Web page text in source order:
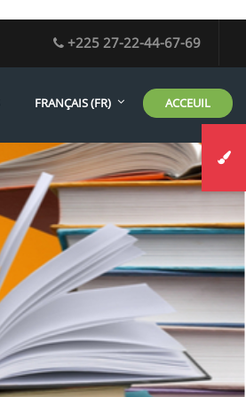
+225 27-22-44-67-69
FRANÇAIS ‎(FR)‎ ACCEUIL